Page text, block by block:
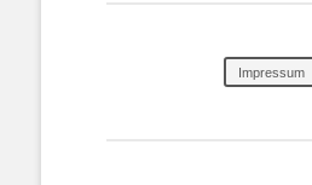
Impressum